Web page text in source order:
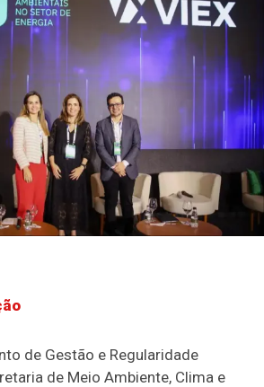
de Gestão e Regularidade
de Meio Ambiente, Clima e